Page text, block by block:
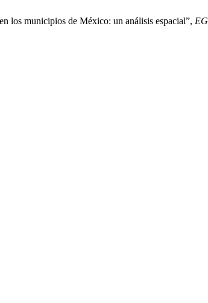
los municipios de México: un análisis espacial”, EG